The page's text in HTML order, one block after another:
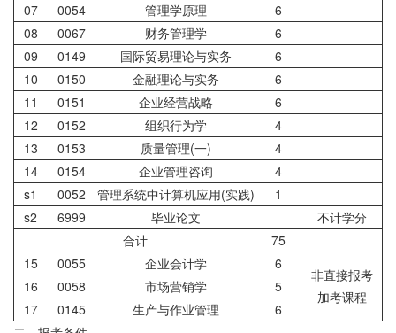
07
0054 管理学原理
6
08
0067 财务管理学
6
09
0149 国际贸易理论与实务
6
10
0150 金融理论与实务
6
11
0151 企业经营战略
6
12
0152 组织行为学
4
13
0153 质量管理(一)
4
14
0154 企业管理咨询
4
s1
0052 管理系统中计算机应用(实践)
1
s2
6999 毕业论文
不计学分
合计
75
15
0055 企业会计学 6
非直接报考
加考课程
16 0058 市场营销学
5
17
0145 生产与作业管理
6